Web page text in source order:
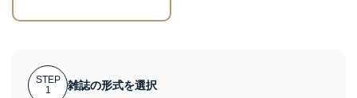
STEP
1
雑誌の形式を選択